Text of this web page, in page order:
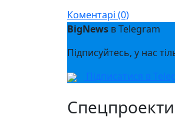
Коментарі (0)
BigNews в Telegram
Підписуйтесь, у нас
Підписатися в
Спецпроекти